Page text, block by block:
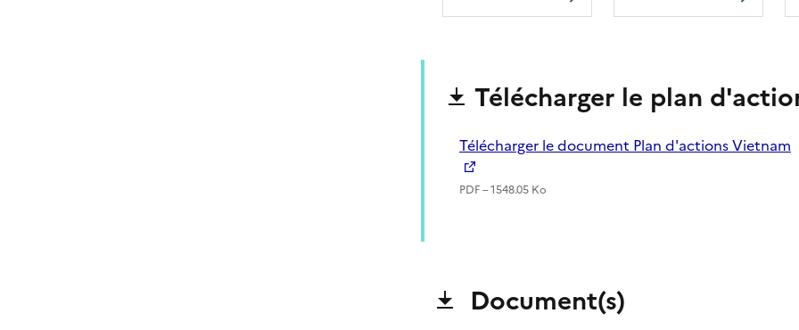
Télécharger le plan
Télécharger le document Plan d'actions Vietnam
PDF – 1548.05 Ko
Document(s)